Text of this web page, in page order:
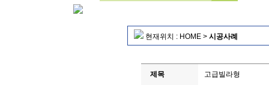
현재위치 : HOME > 시공사례
제목 고급빌라형